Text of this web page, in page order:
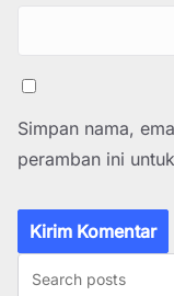
Simpan nama,
peramban ini